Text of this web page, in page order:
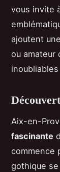
vous invite
ajoutent
ou amateur
Aix-en-
fascinante
commence
gothique